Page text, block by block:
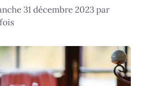
31 décembre 2023par